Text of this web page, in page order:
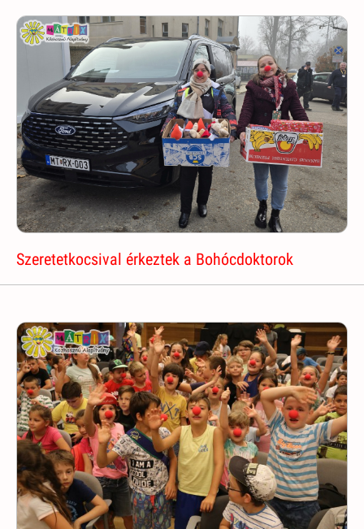
Szeretetkocsival érkeztek a Bohócdoktorok